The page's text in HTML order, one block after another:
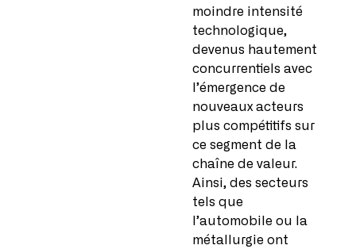
moindre intensité
technologique,
devenus hautement
concurrentiels avec
l’émergence de
nouveaux acteurs
plus compétitifs sur
ce segment de la
chaîne de valeur.
Ainsi, des secteurs
tels que
l’automobile ou la
métallurgie ont